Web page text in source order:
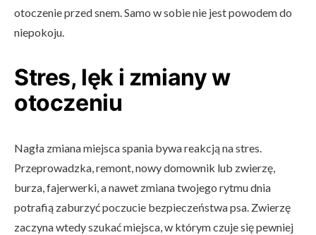
otoczenie przed snem. Samo w sobie nie jest powodem do
niepokoju.
Stres, lęk i zmiany w
otoczeniu
Nagła zmiana miejsca spania bywa reakcją na stres.
Przeprowadzka, remont, nowy domownik lub zwierzę,
burza, fajerwerki, a nawet zmiana twojego rytmu dnia
potrafią zaburzyć poczucie bezpieczeństwa psa. Zwierzę
zaczyna wtedy szukać miejsca, w którym czuje się pewniej